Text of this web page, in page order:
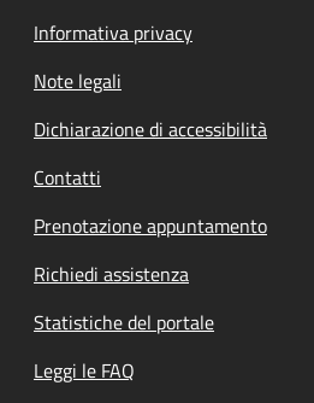
Informativa privacy
Note legali
Dichiarazione di accessibilità
Contatti
Prenotazione appuntamento
Richiedi assistenza
Statistiche del portale
Leggi le FAQ